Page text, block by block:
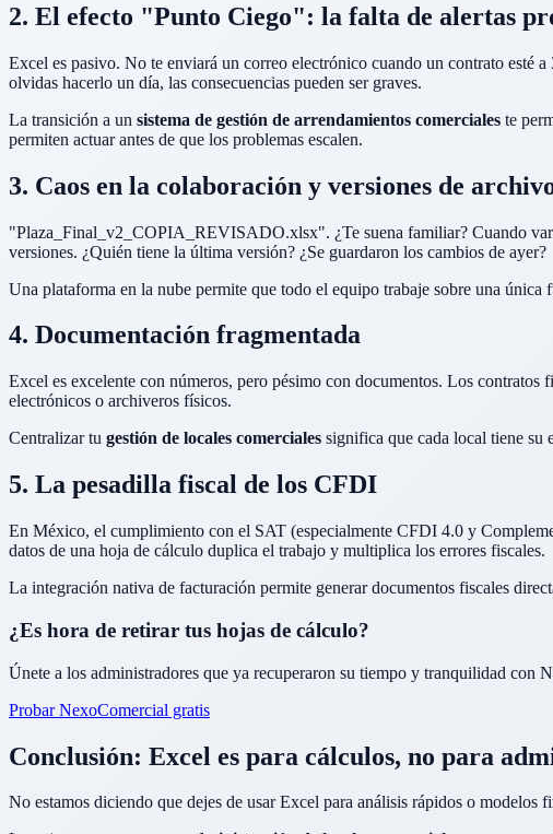
2. El efecto "Punto Ciego": la falta de alertas
Excel es pasivo. No te enviará un correo electrónico cuando un contrato esté
olvidas hacerlo un día, las consecuencias pueden ser graves.
La transición a un sistema de gestión de arrendamientos comerciales te
permiten actuar antes de que los problemas escalen.
3. Caos en la colaboración y versiones de
"Plaza_Final_v2_COPIA_REVISADO.xlsx". ¿Te suena familiar? Cuando
versiones. ¿Quién tiene la última versión? ¿Se guardaron los cambios de ayer?
Una plataforma en la nube permite que todo el equipo trabaje sobre una
4. Documentación fragmentada
Excel es excelente con números, pero pésimo con documentos. Los
electrónicos o archiveros físicos.
Centralizar tu gestión de locales comerciales significa que cada local tiene
5. La pesadilla fiscal de los CFDI
En México, el cumplimiento con el SAT (especialmente CFDI 4.0 y
datos de una hoja de cálculo duplica el trabajo y multiplica los errores fiscales.
La integración nativa de facturación permite generar documentos fiscales
¿Es hora de retirar tus hojas de cálculo?
Únete a los administradores que ya recuperaron su tiempo y tranquilidad con
Probar NexoComercial gratis
Conclusión: Excel es para cálculos, no para
No estamos diciendo que dejes de usar Excel para análisis rápidos o